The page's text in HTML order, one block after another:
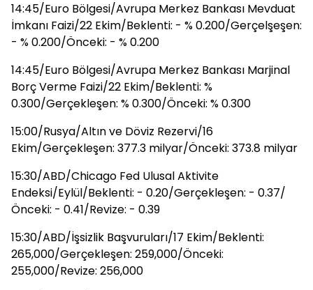
14:45/Euro Bölgesi/Avrupa Merkez Bankası Mevduat
İmkanı Faizi/22 Ekim/Beklenti: - % 0.200/Gerçelşeşen:
- % 0.200/Önceki: - % 0.200
14:45/Euro Bölgesi/Avrupa Merkez Bankası Marjinal
Borç Verme Faizi/22 Ekim/Beklenti: %
0.300/Gerçekleşen: % 0.300/Önceki: % 0.300
15:00/Rusya/Altın ve Döviz Rezervi/16
Ekim/Gerçekleşen: 377.3 milyar/Önceki: 373.8 milyar
15:30/ABD/Chicago Fed Ulusal Aktivite
Endeksi/Eylül/Beklenti: - 0.20/Gerçekleşen: - 0.37/
Önceki: - 0.41/Revize: - 0.39
15:30/ABD/İşsizlik Başvuruları/17 Ekim/Beklenti:
265,000/Gerçekleşen: 259,000/Önceki:
255,000/Revize: 256,000